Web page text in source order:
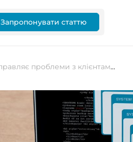
Запропонувати статтю
Microsoft виправляє проблеми з клієнтами Outlook, які не синхронізуються через Exchange ActiveSync